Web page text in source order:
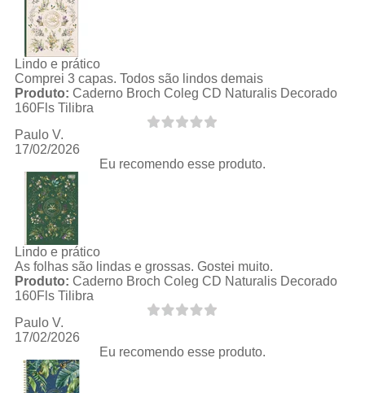
Lindo e prático
Comprei 3 capas. Todos são lindos demais
Produto: Caderno Broch Coleg CD Naturalis Decorado
160Fls Tilibra
Paulo V.
17/02/2026
Eu recomendo esse produto.
Lindo e prático
As folhas são lindas e grossas. Gostei muito.
Produto: Caderno Broch Coleg CD Naturalis Decorado
160Fls Tilibra
Paulo V.
17/02/2026
Eu recomendo esse produto.